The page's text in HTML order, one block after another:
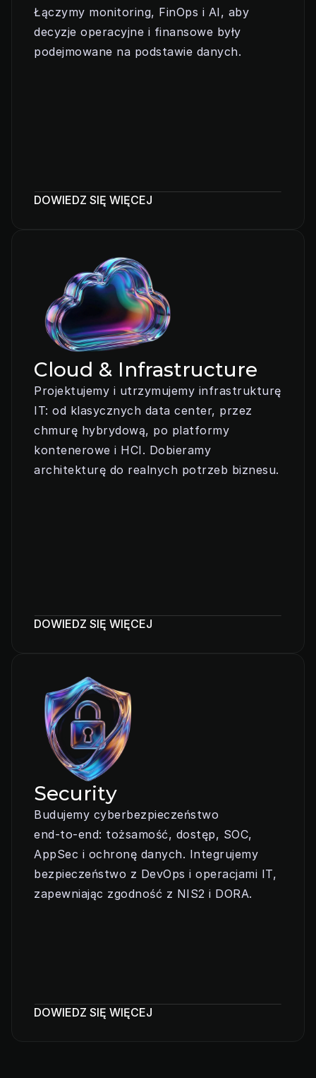
Łączymy monitoring, FinOps i AI, aby
decyzje operacyjne i finansowe były
podejmowane na podstawie danych.
DOWIEDZ SIĘ WIĘCEJ
Cloud & Infrastructure
Projektujemy i utrzymujemy infrastrukturę
IT: od klasycznych data center, przez
chmurę hybrydową, po platformy
kontenerowe i HCI. Dobieramy
architekturę do realnych potrzeb biznesu.
DOWIEDZ SIĘ WIĘCEJ
Security
Budujemy cyberbezpieczeństwo
end‑to‑end: tożsamość, dostęp, SOC,
AppSec i ochronę danych. Integrujemy
bezpieczeństwo z DevOps i operacjami IT,
zapewniając zgodność z NIS2 i DORA.
DOWIEDZ SIĘ WIĘCEJ